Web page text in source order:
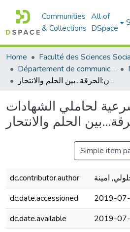
Communities
& Collections
All of
DSpace
Home
Département de communication
الهجرة غير الشرعية لحاملي الشهادات تحت عنوان:الحرقة...بين الحلم والانتحار
لحاملي الشهادات
الحلم والانتحار
Simple item
dc.contributor.author
امينة
dc.date.accessioned
2019-
dc.date.available
2019-